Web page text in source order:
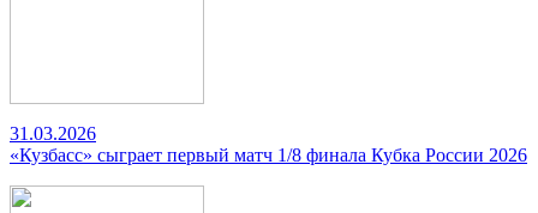
31.03.2026
«Кузбасс» сыграет первый матч 1/8 финала Кубка России 2026